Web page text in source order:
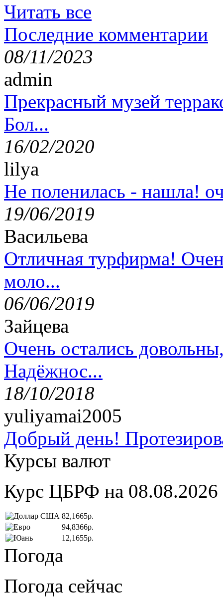
Читать все
Последние комментарии
08/11/2023
admin
Прекрасный музей
Бол...
16/02/2020
lilya
Не поленилась - нашла!
19/06/2019
Васильева
Отличная турфирма!
моло...
06/06/2019
Зайцева
Очень остались
Надёжнос...
18/10/2018
yuliyamai2005
Добрый день!
Курсы валют
Курс ЦБРФ на 08.08.2026
82,1665р.
94,8366р.
12,1655р.
Погода
Погода сейчас